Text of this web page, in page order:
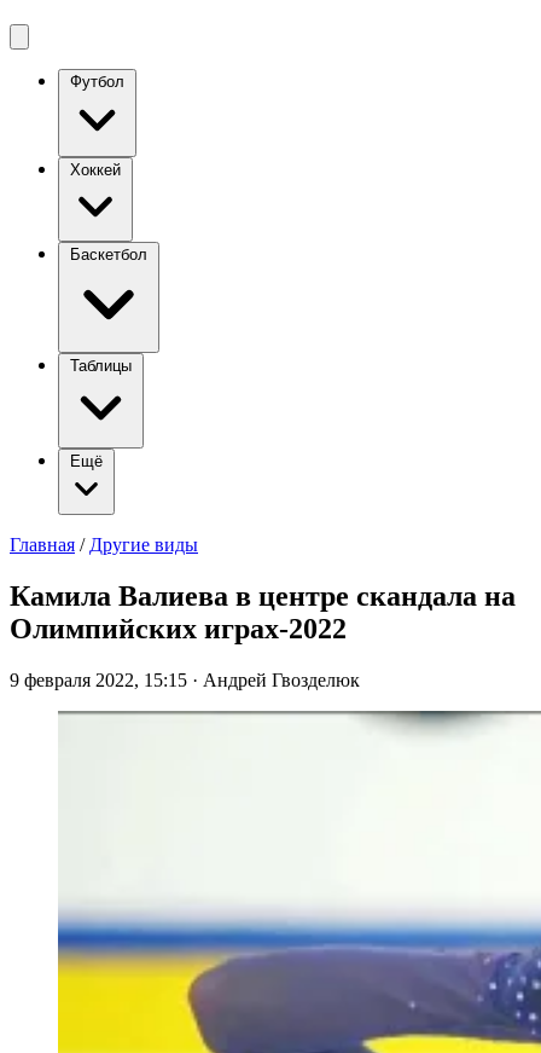
Футбол
Хоккей
Баскетбол
Таблицы
Ещё
Главная / Другие виды
Камила Валиева в центре скандала на
Олимпийских играх-2022
9 февраля 2022, 15:15 · Андрей Гвозделюк